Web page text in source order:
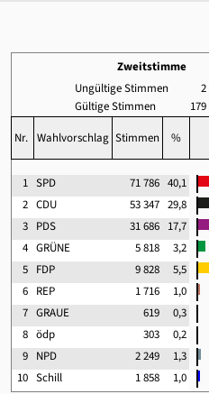
Zweitstimme
Ungültige Stimmen
2
Gültige Stimmen
Nr. Wahlvorschlag Stimmen %
1 SPD 71 786 40,1
2 CDU 53 347 29,8
3 PDS 31 686 17,7
4 GRÜNE 5 818
3,2
5 FDP 9 828
5,5
6 REP 1 716
1,0
7 GRAUE 619
0,3
8 ödp 303
0,2
9 NPD 2 249
1,3
10 Schill 1 858 1,0